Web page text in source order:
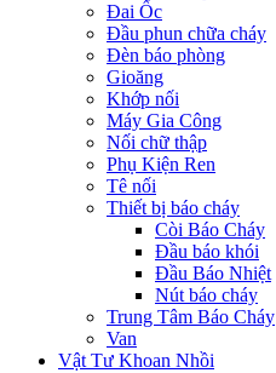
Đai Ốc
Đầu phun chữa cháy
Đèn báo phòng
Gioăng
Khớp nối
Máy Gia Công
Nối chữ thập
Phụ Kiện Ren
Tê nối
Thiết bị báo cháy
Còi Báo Cháy
Đầu báo khói
Đầu Báo Nhiệt
Nút báo cháy
Trung Tâm Báo Cháy
Van
Vật Tư Khoan Nhồi